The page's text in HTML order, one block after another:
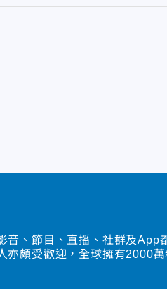
音、節目、直播、社群及App
亦頗受歡迎，全球擁有2000萬